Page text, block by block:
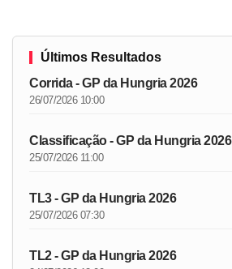
Últimos Resultados
Corrida - GP da Hungria 2026
26/07/2026 10:00
Classificação - GP da Hungria 2026
25/07/2026 11:00
TL3 - GP da Hungria 2026
25/07/2026 07:30
TL2 - GP da Hungria 2026